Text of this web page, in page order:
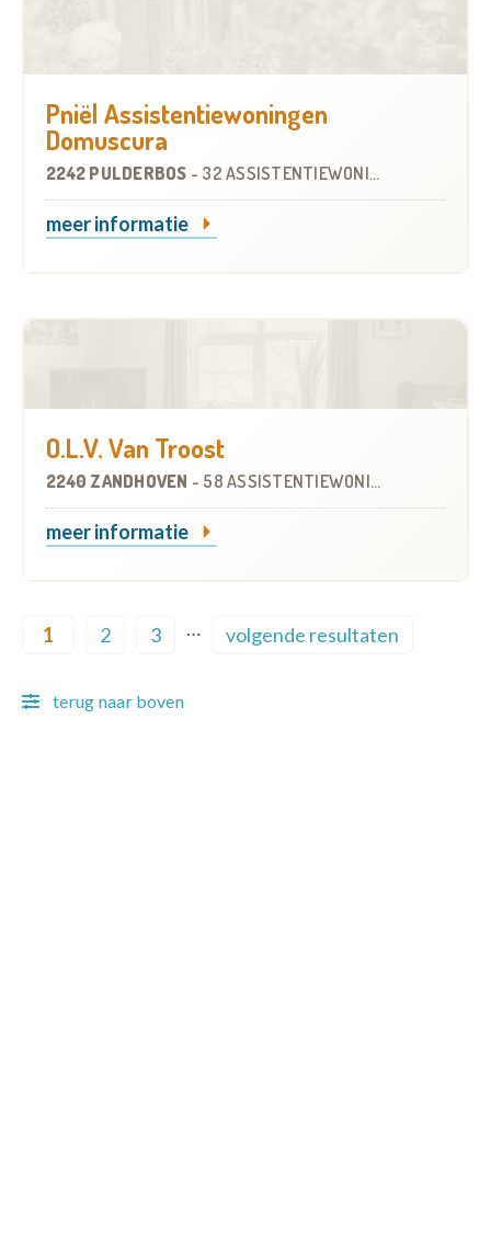
Pniël Assistentiewoningen
Domuscura
2242 PULDERBOS - 32 ASSISTENTIEWONINGEN
meer informatie
O.L.V. Van Troost
2240 ZANDHOVEN - 58 ASSISTENTIEWONINGEN
meer informatie
1 2 3
…
volgende resultaten
terug naar boven